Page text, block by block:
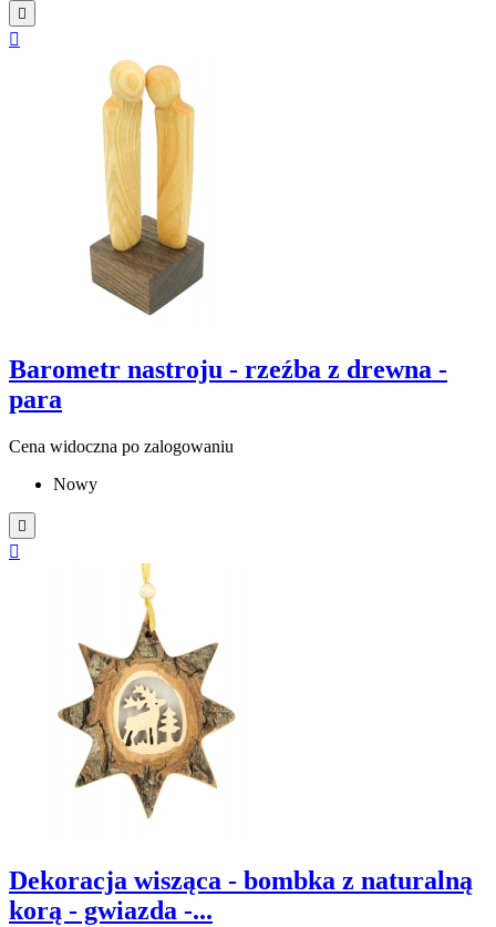


Barometr nastroju - rzeźba z drewna -
para
Cena widoczna po zalogowaniu
Nowy


Dekoracja wisząca - bombka z naturalną
korą - gwiazda -...